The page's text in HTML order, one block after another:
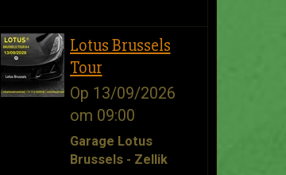
Lotus Brussels
Tour
Op 13/09/2026
om 09:00
Garage Lotus
Brussels - Zellik